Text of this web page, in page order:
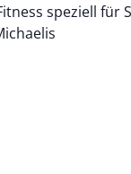
speziell für